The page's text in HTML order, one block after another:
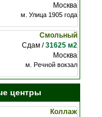
Москва
м. Улица 1905 года
Смольный
Сдам /31625 м2
Москва
м. Речной вокзал
центры
Коллаж